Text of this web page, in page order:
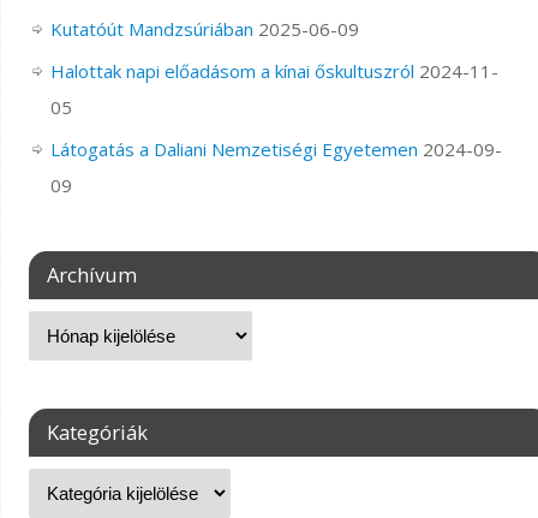
Kutatóút Mandzsúriában 2025-06-09
Halottak napi előadásom a kínai őskultuszról 2024-11-
05
Látogatás a Daliani Nemzetiségi Egyetemen 2024-09-
09
Archívum
Kategóriák